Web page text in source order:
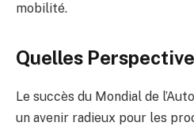
mobilité.
Quelles
Le succès du Mondial de
un avenir radieux pour les